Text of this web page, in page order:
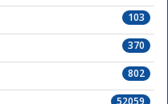
103
370
802
52059